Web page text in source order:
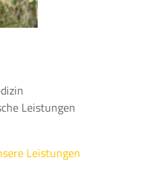
Leistungen
Leistungen